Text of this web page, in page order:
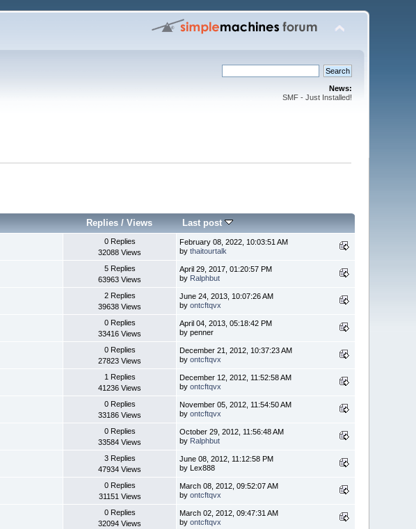
News:
SMF - Just Installed!
Replies /Views Last post
0 Replies
32088 Views
February 08, 2022, 10:03:51 AM
bythaitourtalk
5 Replies
63963 Views
April 29, 2017, 01:20:57 PM
by Ralphbut
2 Replies
39638 Views
June 24, 2013, 10:07:26 AM
byontcftqvx
0 Replies
33416 Views
April 04, 2013, 05:18:42 PM
by penner
0 Replies
27823 Views
December 21, 2012, 10:37:23 AM
byontcftqvx
1 Replies
41236 Views
December 12, 2012, 11:52:58 AM
byontcftqvx
0 Replies
33186 Views
November 05, 2012, 11:54:50 AM
byontcftqvx
0 Replies
33584 Views
October 29, 2012, 11:56:48 AM
by Ralphbut
3 Replies
47934 Views
June 08, 2012, 11:12:58 PM
by Lex888
0 Replies
31151 Views
March 08, 2012, 09:52:07 AM
byontcftqvx
0 Replies
32094 Views
March 02, 2012, 09:47:31 AM
byontcftqvx